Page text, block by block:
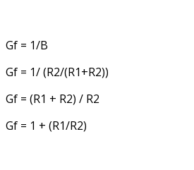
Gf = 1/B
Gf = 1/ (R2/(R1+R2))
Gf = (R1 + R2) / R2
Gf = 1 + (R1/R2)